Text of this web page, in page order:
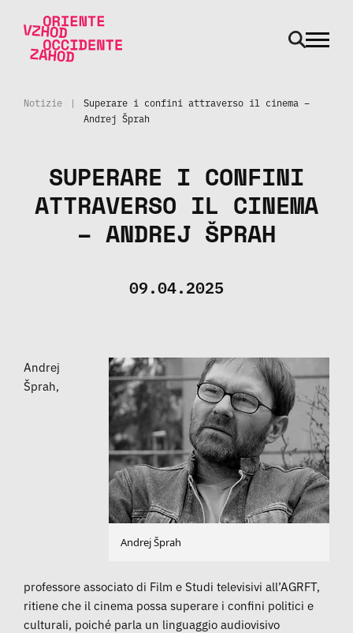
odpri
Notizie |
Superare i confini attraverso il cinema –
Andrej Šprah
SUPERARE I CONFINI
ATTRAVERSO IL CINEMA
– ANDREJ ŠPRAH
09.04.2025
Andrej Šprah
Andrej
Šprah,
professore associato di Film e Studi televisivi all’AGRFT,
ritiene che il cinema possa superare i confini politici e
culturali, poiché parla un linguaggio audiovisivo